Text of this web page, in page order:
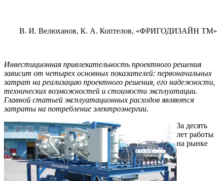
В. И. Велюханов, К. А. Коптелов, «ФРИГОДИЗАЙН ТМ»
Инвестиционная привлекательность проектного решения
зависит от четырех основных показателей: первоначальных
затрат на реализацию проектного решения, его надежности,
технических возможностей и стоимости эксплуатации.
Главной статьей эксплуатационных расходов являются
затраты на потребление электроэнергии.
За десять
лет работы
на рынке